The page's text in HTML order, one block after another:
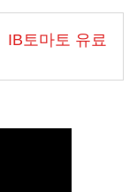
IB토마토 유료